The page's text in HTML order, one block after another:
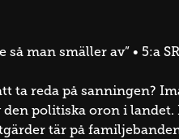
så man smäller av” • 5:a
ta reda på sanningen?
politiska oron i
tär på